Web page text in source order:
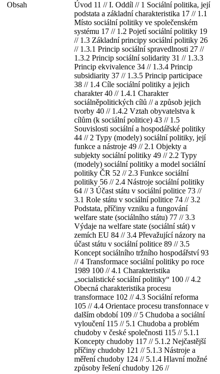
Obsah
Úvod 11 // I. Oddíl // 1 Sociální politika, její
podstata a základní charakteristika 17 // 1.1
Místo sociální politiky ve společenském
systému 17 // 1.2 Pojetí sociální politiky 19
// 1.3 Základní principy sociální politiky 26
// 1.3.1 Princip sociální spravedlnosti 27 //
1.3.2 Princip sociální solidarity 31 // 1.3.3
Princip ekvivalence 34 // 1.3.4 Princip
subsidiarity 37 // 1.3.5 Princip participace
38 // 1.4 Cíle sociální politiky a jejich
charakter 40 // 1.4.1 Charakter
sociálněpolitických cílů // a způsob jejich
tvorby 40 // 1.4.2 Vztah obyvatelstva k
cílům (k sociální politice) 43 // 1.5
Souvislosti sociální a hospodářské politiky
44 // 2 Typy (modely) sociální politiky, její
funkce a nástroje 49 // 2.1 Objekty a
subjekty sociální politiky 49 // 2.2 Typy
(modely) sociální politiky a model sociální
politiky ČR 52 // 2.3 Funkce sociální
politiky 56 // 2.4 Nástroje sociální politiky
64 // 3 Účast státu v sociální politice 73 //
3.1 Role státu v sociální politice 74 // 3.2
Podstata, příčiny vzniku a fungování
welfare state (sociálního státu) 77 // 3.3
Výdaje na welfare state (sociální stát) v
zemích EU 84 // 3.4 Převažující názory na
účast státu v sociální politice 89 // 3.5
Koncept sociálního tržního hospodářství 93
// 4 Transformace sociální politiky po roce
1989 100 // 4.1 Charakteristika
„socialistické sociální politiky“ 100 // 4.2
Obecná charakteristika procesu
transformace 102 // 4.3 Sociální reforma
105 // 4.4 Orientace procesu transfonnace v
dalším období 109 // 5 Chudoba a sociální
vyloučení 115 // 5.1 Chudoba a problém
chudoby v české společnosti 115 // 5.1.1
Koncepty chudoby 117 // 5.1.2 Nejčastější
příčiny chudoby 121 // 5.1.3 Nástroje a
měření chudoby 124 // 5.1.4 Hlavní možné
způsoby řešení chudoby 126 //